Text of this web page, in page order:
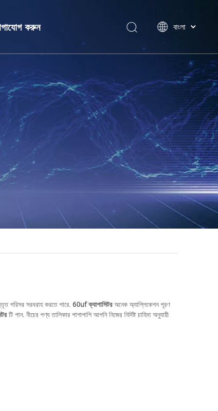
করুন বাংলা
Tiếng Việt
Italiano
Português
Español
Pусский
Français
العربية
简体中文
English
পরিসর সরবরাহ করতে পারে. 60uf ক্যাপাসিটর অনেক অ্যাপ্লিকেশন পূরণ
টি পান. নীচের পণ্য তালিকার পাশাপাশি আপনি নিজের নির্দিষ্ট চাহিদা অনুযায়ী